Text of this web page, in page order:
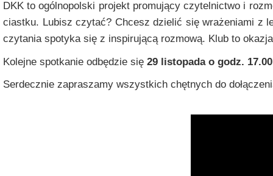
DKK to ogólnopolski projekt promujący czytelnictwo i
ciastku. Lubisz czytać? Chcesz dzielić się wrażeniami z
czytania spotyka się z inspirującą rozmową. Klub to
Kolejne spotkanie odbędzie się 29 listopada o godz. 17.00
Serdecznie zapraszamy wszystkich chętnych do